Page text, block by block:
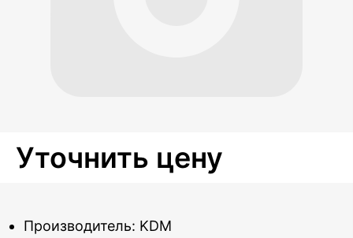
Уточнить цену
Производитель: KDM